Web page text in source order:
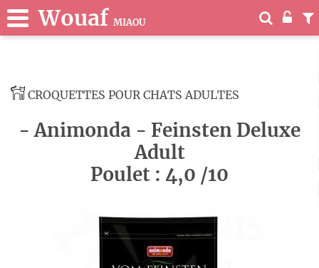
Wouaf MIAOU
CROQUETTES POUR CHATS ADULTES
- Animonda - Feinsten Deluxe
Adult
Poulet : 4,0 /10